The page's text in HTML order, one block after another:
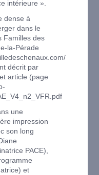
intérieure ».
dense à
dans le
Familles des
la-Pérade
décrit par
article (page
une
impression
son long
PACE),
et